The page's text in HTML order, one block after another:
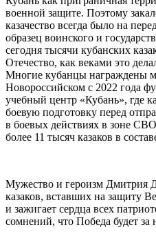
военной защите. Поэтому
казачество всегда было на
образец воинского и
сегодня тысячи кубанских
Отечество, как веками это
Многие кубанцы награждены
Новороссийском с 2022 года
учебный центр «Кубань», где
боевую подготовку перед
в боевых действиях в зоне
более 11 тысяч казаков в
Мужество и героизм Дмитрия
казаков, вставших на защиту
и зажигает сердца всех
сомнений, что Победа будет за